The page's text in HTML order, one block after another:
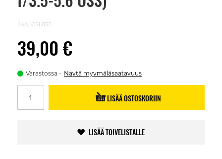
44ALCSH132
39,00 €
Varastossa Näytä myymäläsaatavuus
LISÄÄ OSTOSKORIIN
LISÄÄ TOIVELISTALLE
images